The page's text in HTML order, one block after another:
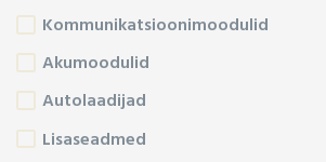
Kommunikatsioonimoodulid
Akumoodulid
Autolaadijad
Lisaseadmed